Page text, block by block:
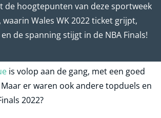
de hoogtepunten van deze sportweek
Wales WK 2022 ticket grijpt,
de spanning stijgt in de NBA Finals!
is volop aan de gang, met een goed
er waren ook andere topduels en
2022?